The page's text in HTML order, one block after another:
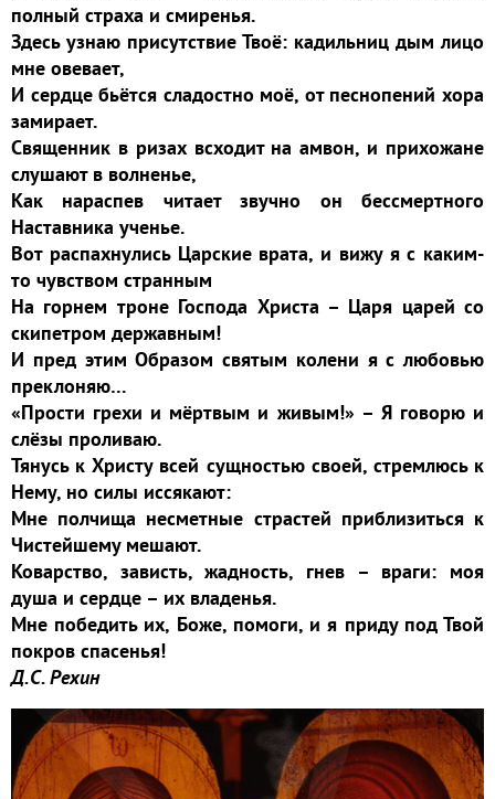
полный страха и смиренья.
Здесь узнаю присутствие Твоё: кадильниц дым лицо
мне овевает,
И сердце бьётся сладостно моё, от песнопений хора
замирает.
Священник в ризах всходит на амвон, и прихожане
слушают в волненье,
Как нараспев читает звучно он бессмертного
Наставника ученье.
Вот распахнулись Царские врата, и вижу я с каким-
то чувством странным
На горнем троне Господа Христа – Царя царей со
скипетром державным!
И пред этим Образом святым колени я с любовью
преклоняю…
«Прости грехи и мёртвым и живым!» – Я говорю и
слёзы проливаю.
Тянусь к Христу всей сущностью своей, стремлюсь к
Нему, но силы иссякают:
Мне полчища несметные страстей приблизиться к
Чистейшему мешают.
Коварство, зависть, жадность, гнев – враги: моя
душа и сердце – их владенья.
Мне победить их, Боже, помоги, и я приду под Твой
покров спасенья!
Д.С. Рехин